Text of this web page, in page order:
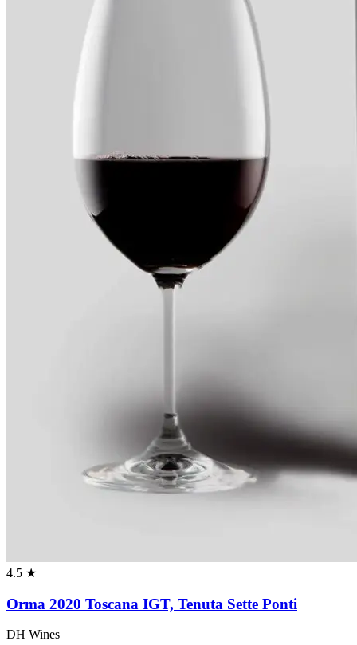
4.5 ★
Orma 2020 Toscana IGT, Tenuta Sette Ponti
DH Wines